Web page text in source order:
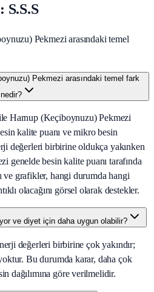
S.S.S
Pekmezi arasındaki temel
Pekmezi arasındaki temel fark
nedir?
ile Harnup (Keçiboynuzu) Pekmezi
kalite puanı ve mikro besin
değerleri birbirine oldukça yakınken
genelde besin kalite puanı tarafında
ve grafikler, hangi durumda hangi
olacağını görsel olarak destekler.
ve diyet için daha uygun olabilir?
değerleri birbirine çok yakındır;
Bu durumda karar, daha çok
dağılımına göre verilmelidir.